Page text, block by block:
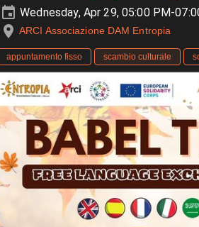
Wednesday, Apr 29, 05:00 PM-
ARCI Associazione DAM Entropia
appuntamento fisso scambio culturale